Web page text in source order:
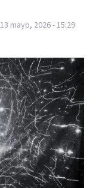
13 mayo, 2026 - 15:29